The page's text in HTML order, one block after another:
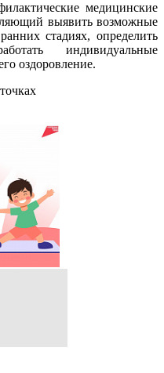
медицинские
выявить возможные
стадиях, определить
индивидуальные
оздоровление.